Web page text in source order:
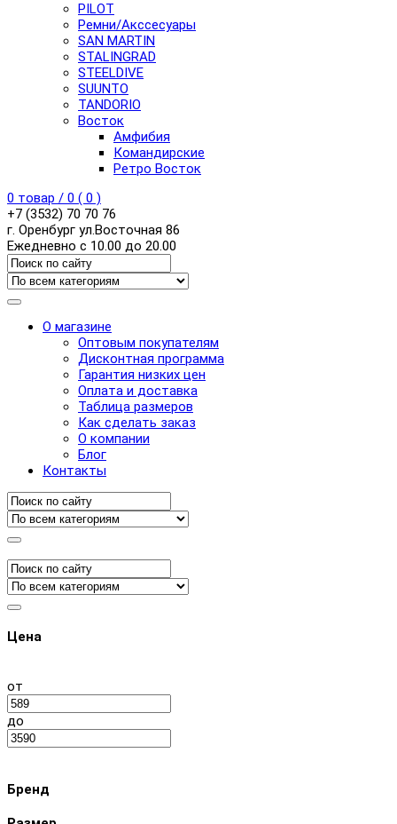
PILOT
Pемни/Акссесуары
SAN MARTIN
STALINGRAD
STEELDIVE
SUUNTO
TANDORIO
Восток
Амфибия
Командирские
Ретро Восток
0 товар / 0 ( 0 )
+7 (3532) 70 70 76
г. Оренбург ул.Восточная 86
Ежедневно с 10.00 до 20.00
О магазине
Оптовым покупателям
Дисконтная программа
Гарантия низких цен
Оплата и доставка
Таблица размеров
Как сделать заказ
О компании
Блог
Контакты
Цена
от
до
Бренд